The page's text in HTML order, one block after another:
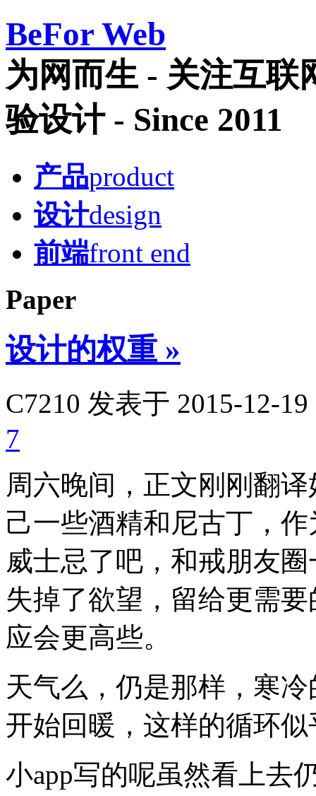
BeFor Web
为网而生 - 关注互联
验设计 - Since 2011
产品product
设计design
前端front end
Paper
设计的权重 »
C7210 发表于 2015-12-19
7
周六晚间，正文刚刚翻
己一些酒精和尼古丁，
威士忌了吧，和戒朋友
失掉了欲望，留给更需
应会更高些。
天气么，仍是那样，寒
开始回暖，这样的循环
小app写的呢虽然看上去